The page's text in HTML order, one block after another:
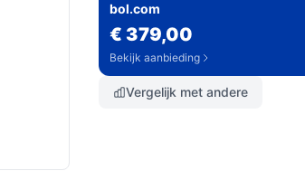
bol.com
€ 379,00
Bekijk aanbieding
Vergelijk met andere